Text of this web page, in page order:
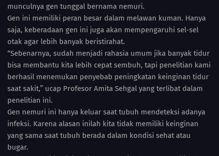
munculnya gen tunggal bernama nemuri.
Gen ini memiliki peran besar dalam melawan kuman. Hanya
saja, keberadaan gen ini juga akan mempengaruhi sel-sel
otak agar lebih banyak beristirahat.
“Sebenarnya, sudah menjadi rahasia umum jika banyak tidur
bisa membantu kita lebih cepat sembuh, tapi penelitian kami
berhasil menemukan penyebab peningkatan keinginan tidur
saat sakit,” ucap Profesor Amita Sehgal yang terlibat dalam
penelitian ini.
Gen nemuri ini hanya keluar saat tubuh mendeteksi adanya
infeksi. Karena alasan inilah kita tidak memiliki keinginan
yang sama saat tubuh berada dalam kondisi sehat atau
bugar.